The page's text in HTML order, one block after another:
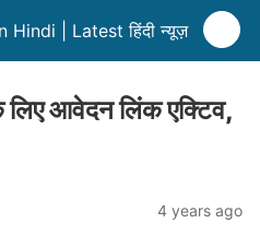
| Latest हिंदी न्यूज़
लिए आवेदन लिंक एक्टिव,
4 years ago